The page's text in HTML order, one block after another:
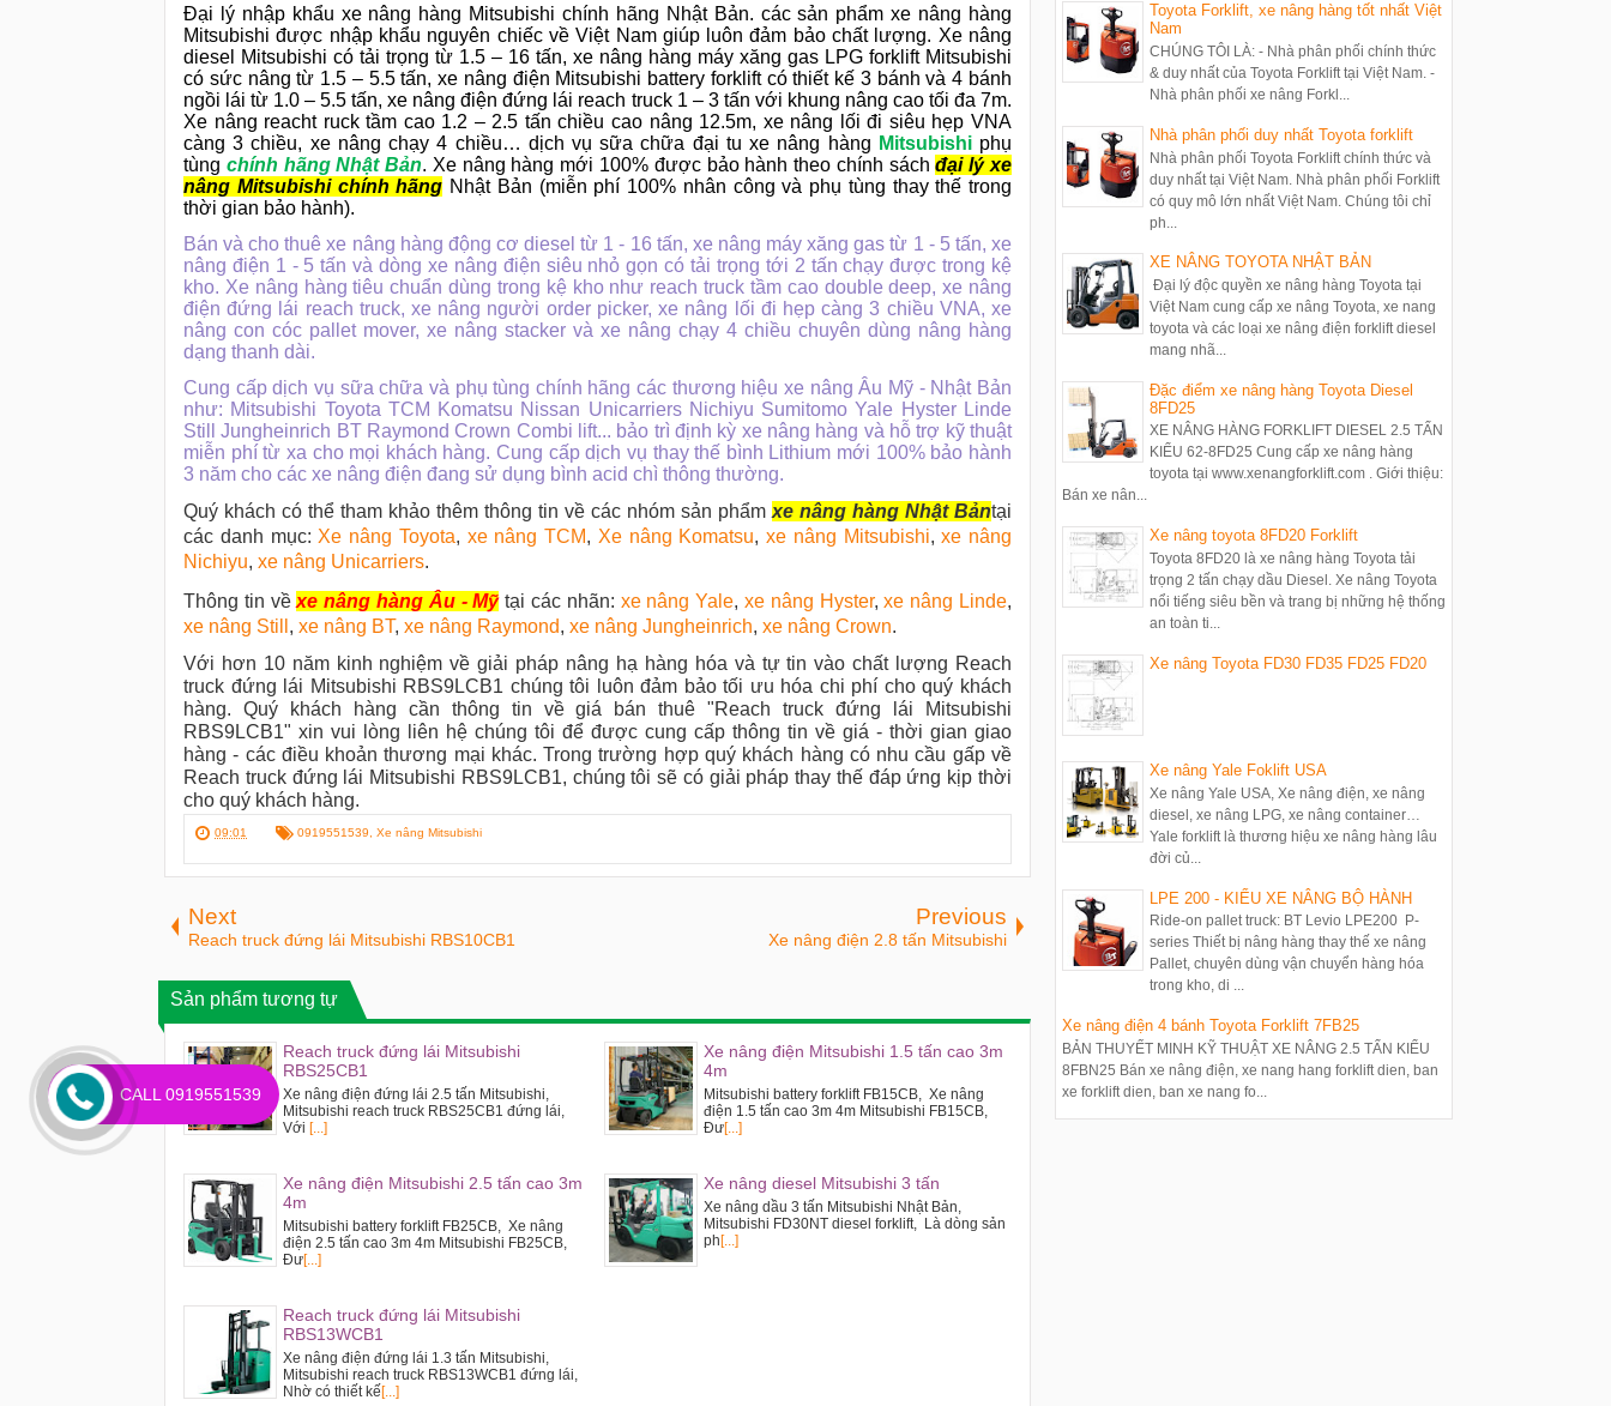
Đại lý nhập khẩu xe nâng hàng Mitsubishi chính hãng Nhật Bản. các sản phẩm xe nâng hàng
Mitsubishi được nhập khẩu nguyên chiếc về Việt Nam giúp luôn đảm bảo chất lượng. Xe nâng
diesel Mitsubishi có tải trọng từ 1.5 – 16 tấn, xe nâng hàng máy xăng gas LPG forklift Mitsubishi
có sức nâng từ 1.5 – 5.5 tấn, xe nâng điện Mitsubishi battery forklift có thiết kế 3 bánh và 4 bánh
ngồi lái từ 1.0 – 5.5 tấn, xe nâng điện đứng lái reach truck 1 – 3 tấn với khung nâng cao tối đa 7m.
Xe nâng reacht ruck tầm cao 1.2 – 2.5 tấn chiều cao nâng 12.5m, xe nâng lối đi siêu hẹp VNA
càng 3 chiều, xe nâng chạy 4 chiều… dịch vụ sữa chữa đại tu xe nâng hàng Mitsubishi phụ
tùng chính hãng Nhật Bản. Xe nâng hàng mới 100% được bảo hành theo chính sáchđại lý xe
nâng Mitsubishi chính hãng Nhật Bản (miễn phí 100% nhân công và phụ tùng thay thế trong
thời gian bảo hành).
Bán và cho thuê xe nâng hàng động cơ diesel từ 1 - 16 tấn, xe nâng máy xăng gas từ 1 - 5 tấn, xe
nâng điện 1 - 5 tấn và dòng xe nâng điện siêu nhỏ gọn có tải trọng tới 2 tấn chạy được trong kệ
kho. Xe nâng hàng tiêu chuẩn dùng trong kệ kho như reach truck tầm cao double deep, xe nâng
điện đứng lái reach truck, xe nâng người order picker, xe nâng lối đi hẹp càng 3 chiều VNA, xe
nâng con cóc pallet mover, xe nâng stacker và xe nâng chạy 4 chiều chuyên dùng nâng hàng
dạng thanh dài.
Cung cấp dịch vụ sữa chữa và phụ tùng chính hãng các thương hiệu xe nâng Âu Mỹ - Nhật Bản
như: Mitsubishi Toyota TCM Komatsu Nissan Unicarriers Nichiyu Sumitomo Yale Hyster Linde
Still Jungheinrich BT Raymond Crown Combi lift... bảo trì định kỳ xe nâng hàng và hỗ trợ kỹ thuật
miễn phí từ xa cho mọi khách hàng. Cung cấp dịch vụ thay thế bình Lithium mới 100% bảo hành
3 năm cho các xe nâng điện đang sử dụng bình acid chì thông thường.
Quý khách có thể tham khảo thêm thông tin về các nhóm sản phẩm xe nâng hàng Nhật Bảntại
các danh mục: Xe nâng Toyota, xe nâng TCM, Xe nâng Komatsu, xe nâng Mitsubishi,xe nâng
Nichiyu, xe nâng Unicarriers.
Thông tin vềxe nâng hàng Âu - Mỹtại các nhãn: xe nâng Yale,xe nâng Hyster,xe nâng Linde,
xe nâng Still , xe nâng BT, xe nâng Raymond, xe nâng Jungheinrich, xe nâng Crown.
Với hơn 10 năm kinh nghiệm về giải pháp nâng hạ hàng hóa và tự tin vào chất lượng Reach
truck đứng lái Mitsubishi RBS9LCB1 chúng tôi luôn đảm bảo tối ưu hóa chi phí cho quý khách
hàng. Quý khách hàng cần thông tin về giá bán thuê "Reach truck đứng lái Mitsubishi
RBS9LCB1" xin vui lòng liên hệ chúng tôi để được cung cấp thông tin về giá - thời gian giao
hàng - các điều khoản thương mại khác. Trong trường hợp quý khách hàng có nhu cầu gấp về
Reach truck đứng lái Mitsubishi RBS9LCB1, chúng tôi sẽ có giải pháp thay thế đáp ứng kịp thời
cho quý khách hàng.
09:01 0919551539 Xe nâng Mitsubishi
Next
Reach truck đứng lái Mitsubishi RBS10CB1
Previous
Xe nâng điện 2.8 tấn Mitsubishi
Sản phẩm tương tự
Reach truck đứng lái Mitsubishi
RBS25CB1
Xe nâng điện đứng lái 2.5 tấn Mitsubishi,
Mitsubishi reach truck RBS25CB1 đứng lái,
Với [...]
Xe nâng điện Mitsubishi 1.5 tấn cao 3m
4m
Mitsubishi battery forklift FB15CB, Xe nâng
điện 1.5 tấn cao 3m 4m Mitsubishi FB15CB,
Đư[...]
Xe nâng điện Mitsubishi 2.5 tấn cao 3m
4m
Mitsubishi battery forklift FB25CB, Xe nâng
điện 2.5 tấn cao 3m 4m Mitsubishi FB25CB,
Đư[...]
Xe nâng diesel Mitsubishi 3 tấn
Xe nâng dầu 3 tấn Mitsubishi Nhật Bản,
Mitsubishi FD30NT diesel forklift, Là dòng sản
ph[...]
Reach truck đứng lái Mitsubishi
RBS13WCB1
Xe nâng điện đứng lái 1.3 tấn Mitsubishi,
Mitsubishi reach truck RBS13WCB1 đứng lái,
Nhờ có thiết kế[...]
CALL 0919551539
Toyota Forklift, xe nâng hàng tốt nhất Việt
Nam
CHÚNG TÔI LÀ: - Nhà phân phối chính thức
& duy nhất của Toyota Forklift tại Việt Nam. -
Nhà phân phối xe nâng Forkl...
Nhà phân phối duy nhất Toyota forklift
Nhà phân phối Toyota Forklift chính thức và
duy nhất tại Việt Nam. Nhà phân phối Forklift
có quy mô lớn nhất Việt Nam. Chúng tôi chỉ
ph...
XE NÂNG TOYOTA NHẬT BẢN
Đại lý độc quyền xe nâng hàng Toyota tại
Việt Nam cung cấp xe nâng Toyota, xe nang
toyota và các loại xe nâng điện forklift diesel
mang nhã...
Đặc điểm xe nâng hàng Toyota Diesel
8FD25
XE NÂNG HÀNG FORKLIFT DIESEL 2.5 TẤN
KIỂU 62-8FD25 Cung cấp xe nâng hàng
toyota tại www.xenangforklift.com . Giới thiệu:
Bán xe nân...
Xe nâng toyota 8FD20 Forklift
Toyota 8FD20 là xe nâng hàng Toyota tải
trọng 2 tấn chạy dầu Diesel. Xe nâng Toyota
nổi tiếng siêu bền và trang bị những hệ thống
an toàn ti...
Xe nâng Toyota FD30 FD35 FD25 FD20
Xe nâng Yale Foklift USA
Xe nâng Yale USA, Xe nâng điện, xe nâng
diesel, xe nâng LPG, xe nâng container…
Yale forklift là thương hiệu xe nâng hàng lâu
đời củ...
LPE 200 - KIỂU XE NÂNG BỘ HÀNH
Ride-on pallet truck: BT Levio LPE200 P-
series Thiết bị nâng hàng thay thế xe nâng
Pallet, chuyên dùng vận chuyển hàng hóa
trong kho, di ...
Xe nâng điện 4 bánh Toyota Forklift 7FB25
BẢN THUYẾT MINH KỸ THUẬT XE NÂNG 2.5 TẤN KIỂU
8FBN25 Bán xe nâng điện, xe nang hang forklift dien, ban
xe forklift dien, ban xe nang fo...